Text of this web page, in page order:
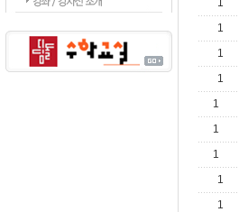
1
1
1
1
1
1
1
1
1